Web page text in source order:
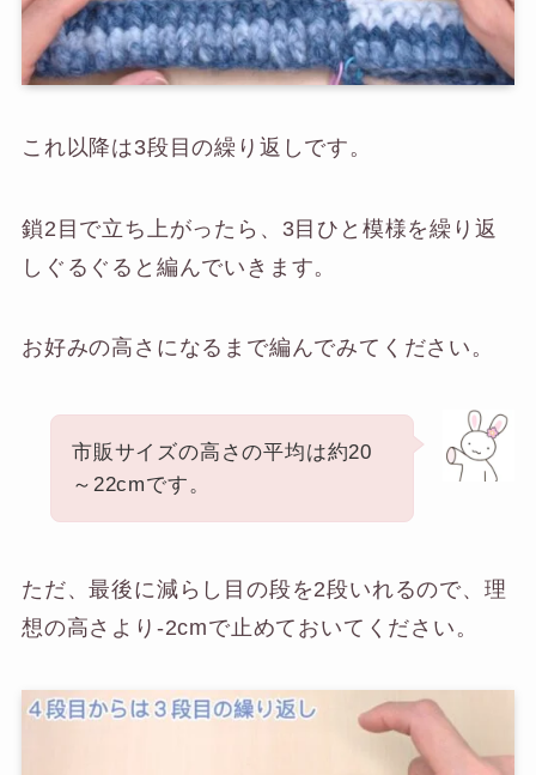
これ以降は3段目の繰り返しです。
鎖2目で立ち上がったら、3目ひと模様を繰り返
しぐるぐると編んでいきます。
お好みの高さになるまで編んでみてください。
市販サイズの高さの平均は約20
～22cmです。
ただ、最後に減らし目の段を2段いれるので、理
想の高さより-2cmで止めておいてください。